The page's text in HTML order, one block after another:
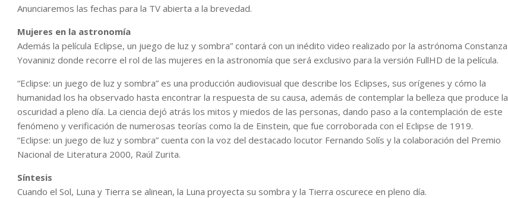
Anunciaremos las fechas para la TV abierta a la brevedad.
Mujeres en la astronomía
Además la película Eclipse, un juego de luz y sombra” contará con un inédito video realizado por la astrónoma Constanza
Yovaniniz donde recorre el rol de las mujeres en la astronomía que será exclusivo para la versión FullHD de la película.
“Eclipse: un juego de luz y sombra” es una producción audiovisual que describe los Eclipses, sus orígenes y cómo la
humanidad los ha observado hasta encontrar la respuesta de su causa, además de contemplar la belleza que produce la
oscuridad a pleno día. La ciencia dejó atrás los mitos y miedos de las personas, dando paso a la contemplación de este
fenómeno y verificación de numerosas teorías como la de Einstein, que fue corroborada con el Eclipse de 1919.
“Eclipse: un juego de luz y sombra” cuenta con la voz del destacado locutor Fernando Solís y la colaboración del Premio
Nacional de Literatura 2000, Raúl Zurita.
Síntesis
Cuando el Sol, Luna y Tierra se alinean, la Luna proyecta su sombra y la Tierra oscurece en pleno día.